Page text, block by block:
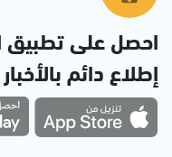
احصل على
إطلاع دائم